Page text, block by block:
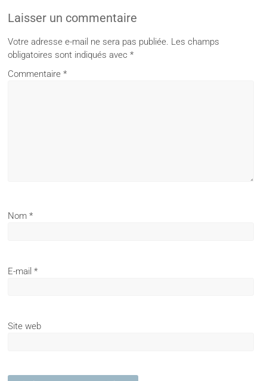
Laisser un commentaire
Votre adresse e-mail ne sera pas publiée. Les champs
obligatoires sont indiqués avec*
Commentaire*
Nom*
E-mail*
Site web